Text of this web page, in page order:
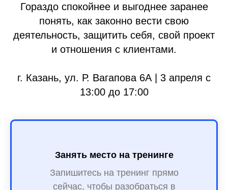
Гораздо спокойнее и выгоднее заранее
понять, как законно вести свою
деятельность, защитить себя, свой проект
и отношения с клиентами.
г. Казань, ул. Р. Вагапова 6А | 3 апреля с
13:00 до 17:00
Занять место на тренинге
Запишитесь на тренинг прямо
сейчас, чтобы разобраться в